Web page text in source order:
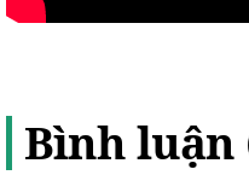
Bình luận